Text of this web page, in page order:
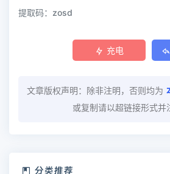
提取码：zosd
充电
文章版权声明：除非注明，否则均为
或复制请以超链接形式并
分类推荐